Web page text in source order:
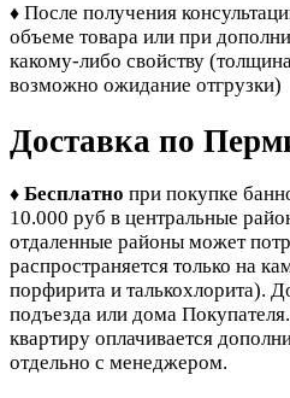
♦ После получения
объеме товара или при
какому-либо свойству
возможно ожидание отгрузки)
Доставка по
♦ Бесплатно при покупке
10.000 руб в центральные
отдаленные районы может
распространяется только на
порфирита и талькохлорита).
подъезда или дома
квартиру оплачивается
отдельно с менеджером.